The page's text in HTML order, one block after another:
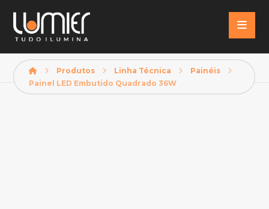
Produtos Linha Técnica
Painéis
Painel LED Embutido Quadrado 36W